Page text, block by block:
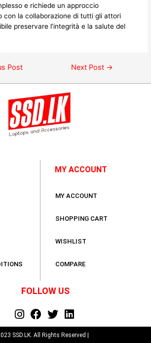
e richiede un approccio
con la collaborazione di tutti gli attori
preservare l’integrità e la salute del
Post Next Post →
MY ACCOUNT
MY ACCOUNT
SHOPPING CART
WISHLIST
COMPARE
FOLLOW US
SSD.LK. All Rights Reserved |